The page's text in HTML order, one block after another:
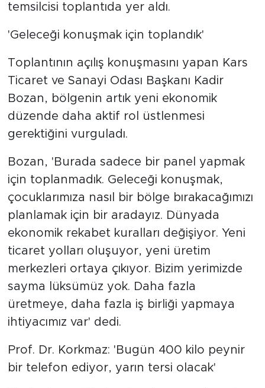
temsilcisi toplantıda yer aldı.
'Geleceği konuşmak için toplandık'
Toplantının açılış konuşmasını yapan Kars
Ticaret ve Sanayi Odası Başkanı Kadir
Bozan, bölgenin artık yeni ekonomik
düzende daha aktif rol üstlenmesi
gerektiğini vurguladı.
Bozan, 'Burada sadece bir panel yapmak
için toplanmadık. Geleceği konuşmak,
çocuklarımıza nasıl bir bölge bırakacağımızı
planlamak için bir aradayız. Dünyada
ekonomik rekabet kuralları değişiyor. Yeni
ticaret yolları oluşuyor, yeni üretim
merkezleri ortaya çıkıyor. Bizim yerimizde
sayma lüksümüz yok. Daha fazla
üretmeye, daha fazla iş birliği yapmaya
ihtiyacımız var' dedi.
Prof. Dr. Korkmaz: 'Bugün 400 kilo peynir
bir telefon ediyor, yarın tersi olacak'